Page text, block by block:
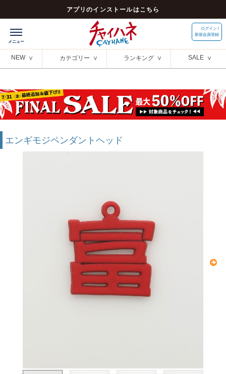
アプリのインストールはこちら
ログイン /
新規会員登録
NEW カテゴリー ランキング SALE
エンギモジペンダントヘッド